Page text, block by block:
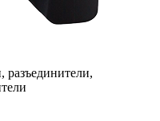
разъединители,